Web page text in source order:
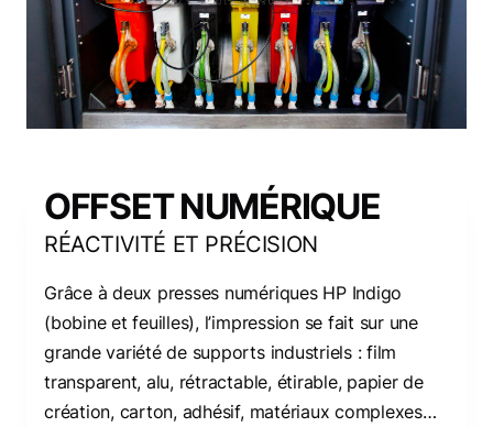
OFFSET NUMÉRIQUE
RÉACTIVITÉ ET PRÉCISION
Grâce à deux presses numériques HP Indigo
(bobine et feuilles), l’impression se fait sur une
grande variété de supports industriels : film
transparent, alu, rétractable, étirable, papier de
création, carton, adhésif, matériaux complexes…